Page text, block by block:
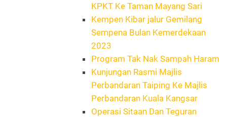
KPKT Ke Taman Mayang Sari
Kempen Kibar jalur Gemilang
Sempena Bulan Kemerdekaan
2023
Program Tak Nak Sampah Haram
Kunjungan Rasmi Majlis
Perbandaran Taiping Ke Majlis
Perbandaran Kuala Kangsar
Operasi Sitaan Dan Teguran